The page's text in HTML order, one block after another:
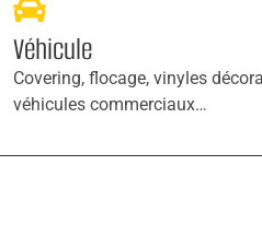
Véhicule
Covering, flocage, vinyles
véhicules commerciaux…